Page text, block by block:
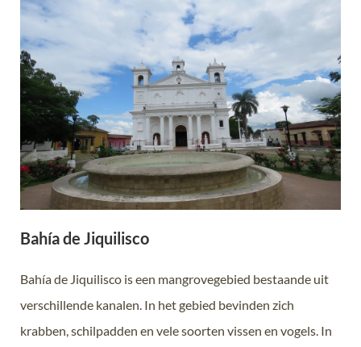
Bahía de Jiquilisco
Bahía de Jiquilisco is een mangrovegebied bestaande uit
verschillende kanalen. In het gebied bevinden zich
krabben, schilpadden en vele soorten vissen en vogels. In